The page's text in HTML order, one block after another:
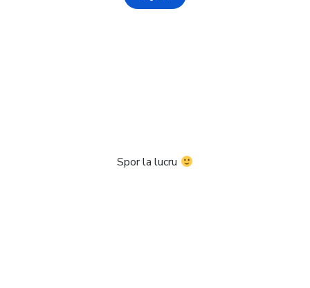
Spor la lucru